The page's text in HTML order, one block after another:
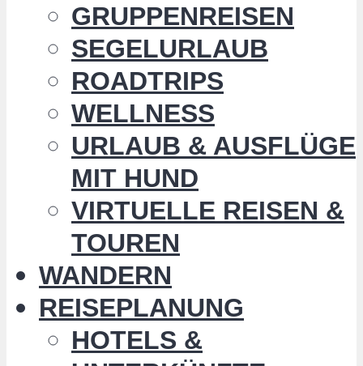
GRUPPENREISEN
SEGELURLAUB
ROADTRIPS
WELLNESS
URLAUB & AUSFLÜGE
MIT HUND
VIRTUELLE REISEN &
TOUREN
WANDERN
REISEPLANUNG
HOTELS &